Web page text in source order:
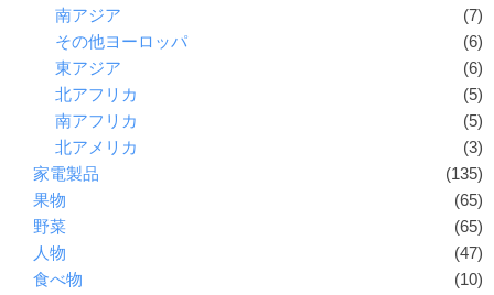
南アジア
(7)
その他ヨーロッパ
(6)
東アジア
(6)
北アフリカ
(5)
南アフリカ
(5)
北アメリカ
(3)
家電製品
(135)
果物
(65)
野菜
(65)
人物
(47)
食べ物
(10)